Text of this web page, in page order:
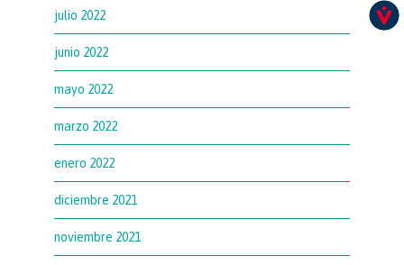
julio 2022
junio 2022
mayo 2022
marzo 2022
enero 2022
diciembre 2021
noviembre 2021